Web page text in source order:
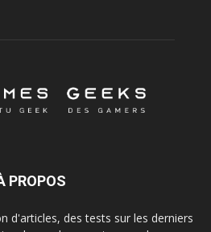
PROPOS
d'articles, des tests sur les derniers